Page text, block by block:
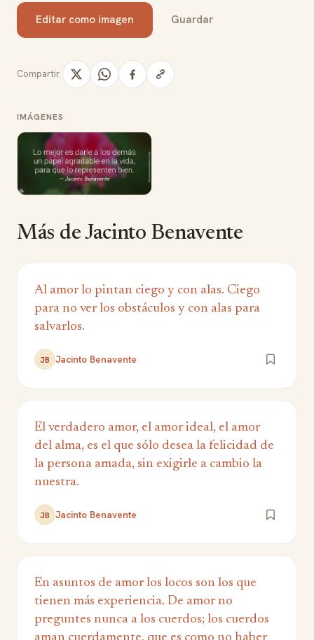
Editar como imagen Guardar
Compartir
IMÁGENES
Más de Jacinto Benavente
Al amor lo pintan ciego y con alas. Ciego
para no ver los obstáculos y con alas para
salvarlos.
JB Jacinto Benavente
El verdadero amor, el amor ideal, el amor
del alma, es el que sólo desea la felicidad de
la persona amada, sin exigirle a cambio la
nuestra.
JB Jacinto Benavente
En asuntos de amor los locos son los que
tienen más experiencia. De amor no
preguntes nunca a los cuerdos; los cuerdos